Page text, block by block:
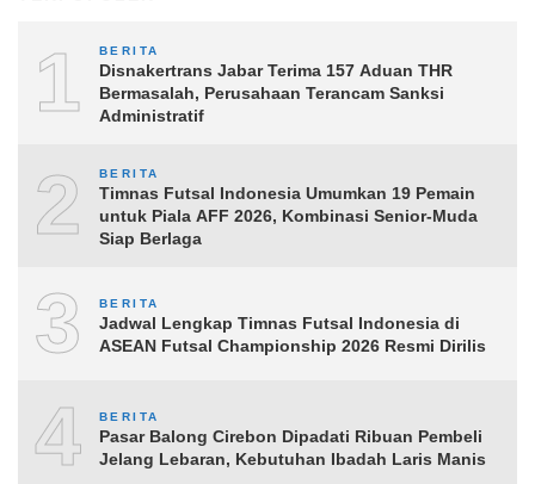
1 BERITA
Disnakertrans Jabar Terima 157 Aduan THR
Bermasalah, Perusahaan Terancam Sanksi
Administratif
2 BERITA
Timnas Futsal Indonesia Umumkan 19 Pemain
untuk Piala AFF 2026, Kombinasi Senior-Muda
Siap Berlaga
3 BERITA
Jadwal Lengkap Timnas Futsal Indonesia di
ASEAN Futsal Championship 2026 Resmi Dirilis
4 BERITA
Pasar Balong Cirebon Dipadati Ribuan Pembeli
Jelang Lebaran, Kebutuhan Ibadah Laris Manis